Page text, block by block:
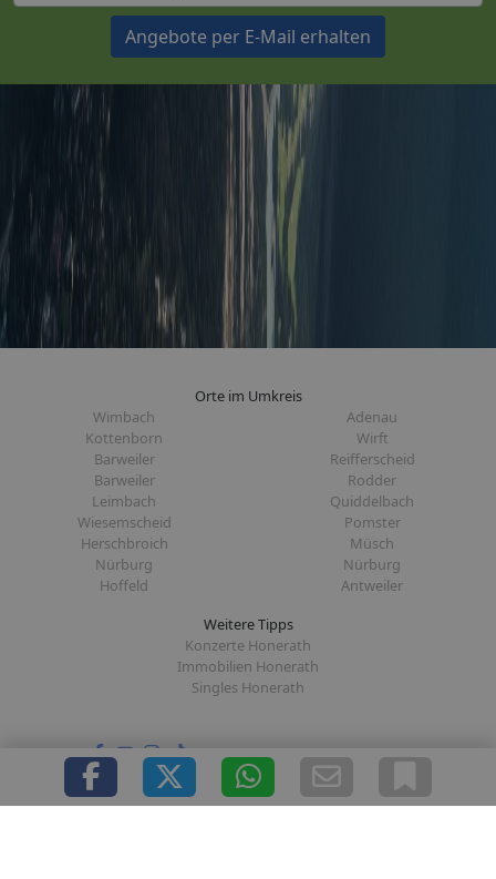
Angebote per E-Mail erhalten
Orte im Umkreis
Wimbach
Adenau
Kottenborn
Wirft
Barweiler
Reifferscheid
Barweiler
Rodder
Leimbach
Quiddelbach
Wiesemscheid
Pomster
Herschbroich
Müsch
Nürburg
Nürburg
Hoffeld
Antweiler
Weitere Tipps
Konzerte Honerath
Immobilien Honerath
Singles Honerath